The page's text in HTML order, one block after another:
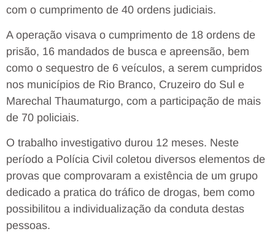
com o cumprimento de 40 ordens judiciais.
A operação visava o cumprimento de 18 ordens de
prisão, 16 mandados de busca e apreensão, bem
como o sequestro de 6 veículos, a serem cumpridos
nos municípios de Rio Branco, Cruzeiro do Sul e
Marechal Thaumaturgo, com a participação de mais
de 70 policiais.
O trabalho investigativo durou 12 meses. Neste
período a Polícia Civil coletou diversos elementos de
provas que comprovaram a existência de um grupo
dedicado a pratica do tráfico de drogas, bem como
possibilitou a individualização da conduta destas
pessoas.